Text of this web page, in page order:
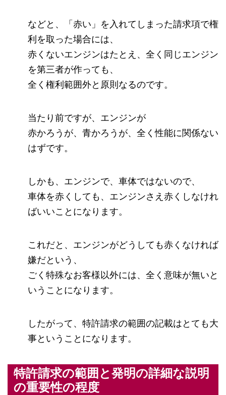
などと、「赤い」を入れてしまった請求項で権
利を取った場合には、
赤くないエンジンはたとえ、全く同じエンジン
を第三者が作っても、
全く権利範囲外と原則なるのです。
当たり前ですが、エンジンが
赤かろうが、青かろうが、全く性能に関係ない
はずです。
しかも、エンジンで、車体ではないので、
車体を赤くしても、エンジンさえ赤くしなけれ
ばいいことになります。
これだと、エンジンがどうしても赤くなければ
嫌だという、
ごく特殊なお客様以外には、全く意味が無いと
いうことになります。
したがって、特許請求の範囲の記載はとても大
事ということになります。
特許請求の範囲と発明の詳細な説明
の重要性の程度